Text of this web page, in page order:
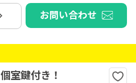
お問い合わせ
室鍵付き！